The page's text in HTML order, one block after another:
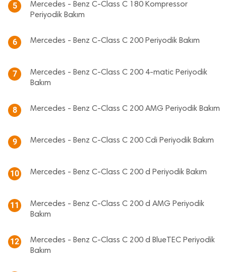
5
Mercedes - Benz C-Class C 180 Kompressor
Periyodik Bakım
6 Mercedes - Benz C-Class C 200 Periyodik Bakım
7
Mercedes - Benz C-Class C 200 4-matic Periyodik
Bakım
8 Mercedes - Benz C-Class C 200 AMG Periyodik Bakım
9 Mercedes - Benz C-Class C 200 Cdi Periyodik Bakım
10 Mercedes - Benz C-Class C 200 d Periyodik Bakım
11
Mercedes - Benz C-Class C 200 d AMG Periyodik
Bakım
12
Mercedes - Benz C-Class C 200 d BlueTEC Periyodik
Bakım